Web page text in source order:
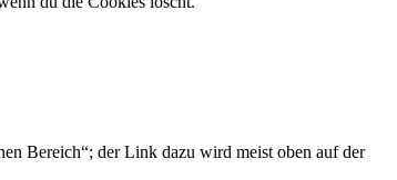
Bereich“; der Link dazu wird meist oben auf der